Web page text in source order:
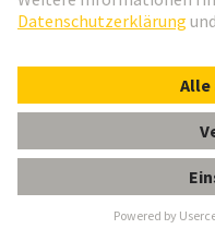
Han 16 E-
Deutschland
© HARTING
ImpressumDatenschutz-